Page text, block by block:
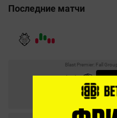
Последние матчи
Blast Premier: Fall
Liquid 2 –